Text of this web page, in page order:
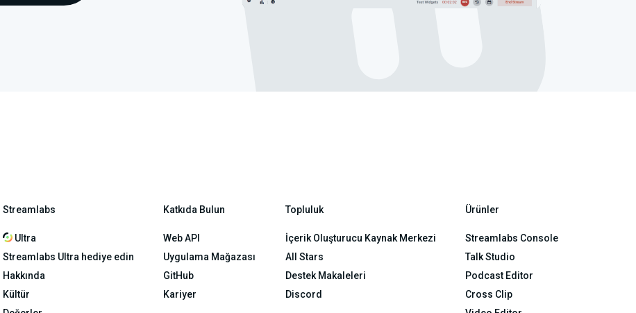
Streamlabs
Ultra
Streamlabs Ultra hediye edin
Hakkında
Kültür
Katkıda Bulun
Web API
Uygulama Mağazası
GitHub
Kariyer
Topluluk
İçerik Oluşturucu Kaynak Merkezi
All Stars
Destek Makaleleri
Discord
Ürünler
Streamlabs Console
Talk Studio
Podcast Editor
Cross Clip